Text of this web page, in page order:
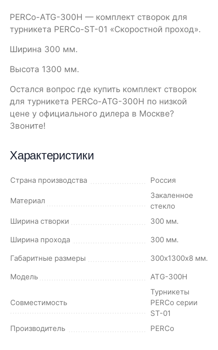
PERCo-ATG-300H — комплект створок для
турникета PERCo-ST-01 «Скоростной проход».
Ширина 300 мм.
Высота 1300 мм.
Остался вопрос где купить комплект створок
для турникета PERCo-ATG-300H по низкой
цене у официального дилера в Москве?
Звоните!
Характеристики
Страна производства Россия
Материал
Закаленное
стекло
Ширина створки
300 мм.
Ширина прохода
300 мм.
Габаритные размеры
300х1300х8 мм.
Модель
ATG-300H
Совместимость
Турникеты
PERCo серии
ST-01
Производитель
PERCo